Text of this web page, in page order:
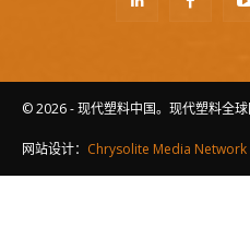
© 2026 - 现代塑料中国。现代塑料全球
网站设计： Chrysolite Media Network